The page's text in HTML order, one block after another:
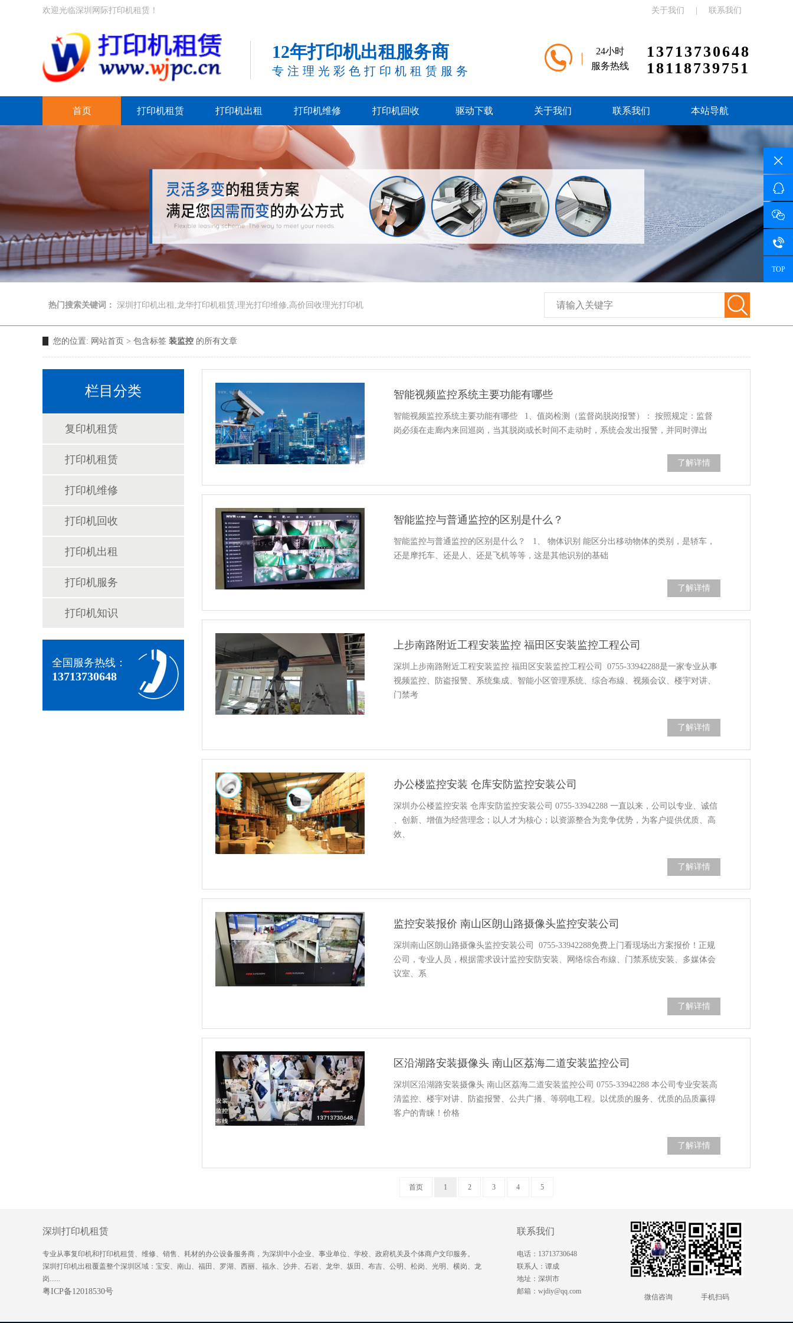
关于我们 联系我们
欢迎光临深圳网际打印机租赁！
24小时
服务热线
13713730648
18118739751
12年打印机出租服务商
专注理光彩色打印机租赁服务
首页 打印机租赁 打印机出租 打印机维修 打印机回收 驱动下载 关于我们 联系我们 本站导航
热门搜索关键词： 深圳打印机出租,龙华打印机租赁,理光打印维修,高价回收理光打印机
您的位置: 网站首页 > 包含标签 装监控 的所有文章
栏目分类
复印机租赁
打印机租赁
打印机维修
打印机回收
打印机出租
打印机服务
打印机知识
全国服务热线：
13713730648
智能视频监控系统主要功能有哪些
智能视频监控系统主要功能有哪些 1、值岗检测（监督岗脱岗报警）： 按照规定：监督
岗必须在走廊内来回巡岗，当其脱岗或长时间不走动时，系统会发出报警，并同时弹出
了解详情
智能监控与普通监控的区别是什么？
智能监控与普通监控的区别是什么？ 1、 物体识别 能区分出移动物体的类别，是轿车，
还是摩托车、还是人、还是飞机等等，这是其他识别的基础
了解详情
上步南路附近工程安装监控 福田区安装监控工程公司
深圳上步南路附近工程安装监控 福田区安装监控工程公司 0755-33942288是一家专业从事
视频监控、防盗报警、系统集成、智能小区管理系统、综合布線、视频会议、楼宇对讲、
门禁考
了解详情
办公楼监控安装 仓库安防监控安装公司
深圳办公楼监控安装 仓库安防监控安装公司 0755-33942288 一直以来，公司以专业、诚信
、创新、增值为经营理念；以人才为核心；以资源整合为竞争优势，为客户提供优质、高
效、
了解详情
监控安装报价 南山区朗山路摄像头监控安装公司
深圳南山区朗山路摄像头监控安装公司 0755-33942288免费上门看现场出方案报价！正规
公司，专业人员，根据需求设计监控安防安装、网络综合布線、门禁系统安装、多媒体会
议室、系
了解详情
区沿湖路​安装摄像头 南山区荔海二道​安装监控公司
深圳区沿湖路安装摄像头 南山区荔海二道安装监控公司 0755-33942288 本公司专业安装高
清监控、楼宇对讲、防盗报警、公共广播、等弱电工程。以优质的服务、优质的品质赢得
客户的青睐！价格
了解详情
首页 1 2 3 4 5
深圳打印机租赁
专业从事复印机和打印机租赁、维修、销售、耗材的办公设备服务商，为深圳中小企业、事业单位、学校、政府机关及个体商户文印服务。
深圳打印机出租覆盖整个深圳区域：宝安、南山、福田、罗湖、西丽、福永、沙井、石岩、龙华、坂田、布吉、公明、松岗、光明、横岗、龙
岗......
粤ICP备12018530号
联系我们
电话：13713730648
联系人：谭成
地址：深圳市
邮箱：wjdiy@qq.com
微信咨询 手机扫码
TOP